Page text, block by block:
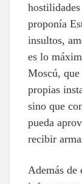
proponía
insultos,
es lo
Moscú,
propias
sino que
pueda
recibir
Además de